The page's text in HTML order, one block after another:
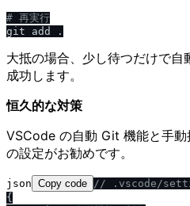
# 再実行
大抵の場合、少し待つだけで
成功します。
恒久的な対策
VSCode の自動 Git 機能と手
の設定がお勧めです。
json Copy code / / .vscode /
{